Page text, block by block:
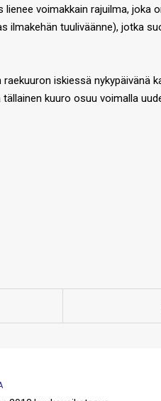
voimakkain rajuilma, joka
tuuliväänne), jotka
iskiessä nykypäivänä
kuuro osuu voimalla